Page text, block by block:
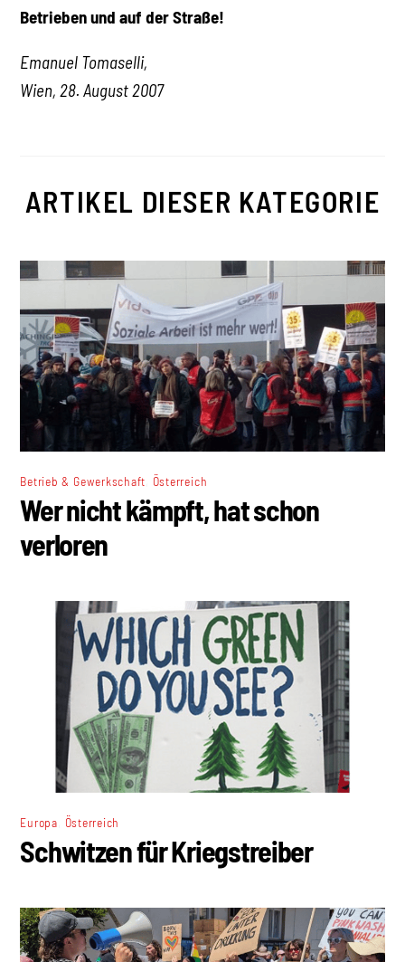
Betrieben und auf der Straße!
Emanuel Tomaselli,
Wien, 28. August 2007
ARTIKEL DIESER KATEGORIE
Betrieb & Gewerkschaft Österreich
Wer nicht kämpft, hat schon
verloren
Europa Österreich
Schwitzen für Kriegstreiber